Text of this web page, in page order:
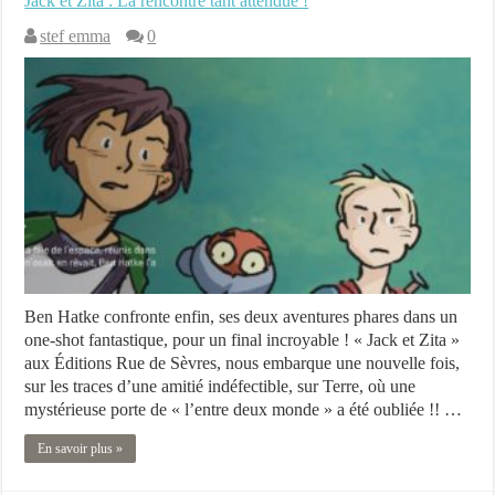
stef emma
0
Ben Hatke confronte enfin, ses deux aventures phares dans un
one-shot fantastique, pour un final incroyable ! « Jack et Zita »
aux Éditions Rue de Sèvres, nous embarque une nouvelle fois,
sur les traces d’une amitié indéfectible, sur Terre, où une
mystérieuse porte de « l’entre deux monde » a été oubliée !! …
En savoir plus »